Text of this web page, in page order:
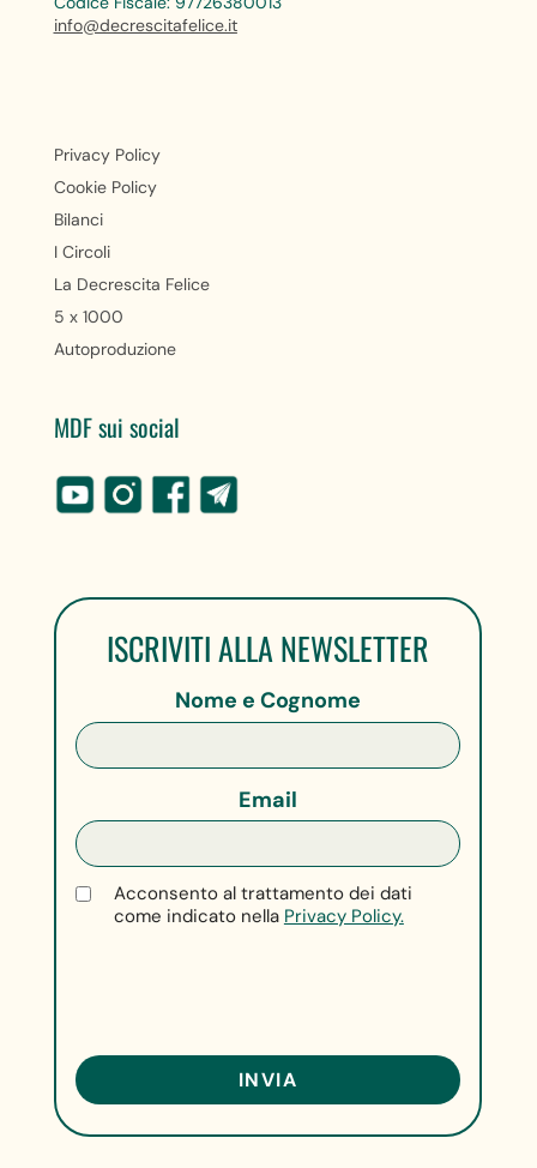
info@decrescitafelice.it
Privacy Policy
Cookie Policy
Bilanci
I Circoli
La Decrescita Felice
5 x 1000
Autoproduzione
MDF sui social
ISCRIVITI ALLA NEWSLETTER
Nome e Cognome
Email
Acconsento al trattamento dei dati
come indicato nella Privacy Policy.